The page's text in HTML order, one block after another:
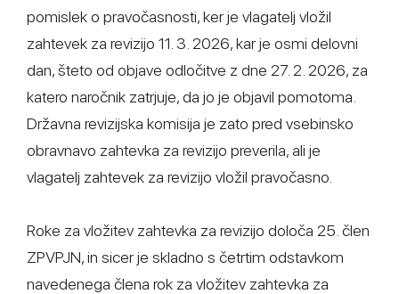
pomislek o pravočasnosti, ker je vlagatelj vložil
zahtevek za revizijo 11. 3. 2026, kar je osmi delovni
dan, šteto od objave odločitve z dne 27. 2. 2026, za
katero naročnik zatrjuje, da jo je objavil pomotoma.
Državna revizijska komisija je zato pred vsebinsko
obravnavo zahtevka za revizijo preverila, ali je
vlagatelj zahtevek za revizijo vložil pravočasno.
Roke za vložitev zahtevka za revizijo določa 25. člen
ZPVPJN, in sicer je skladno s četrtim odstavkom
navedenega člena rok za vložitev zahtevka za